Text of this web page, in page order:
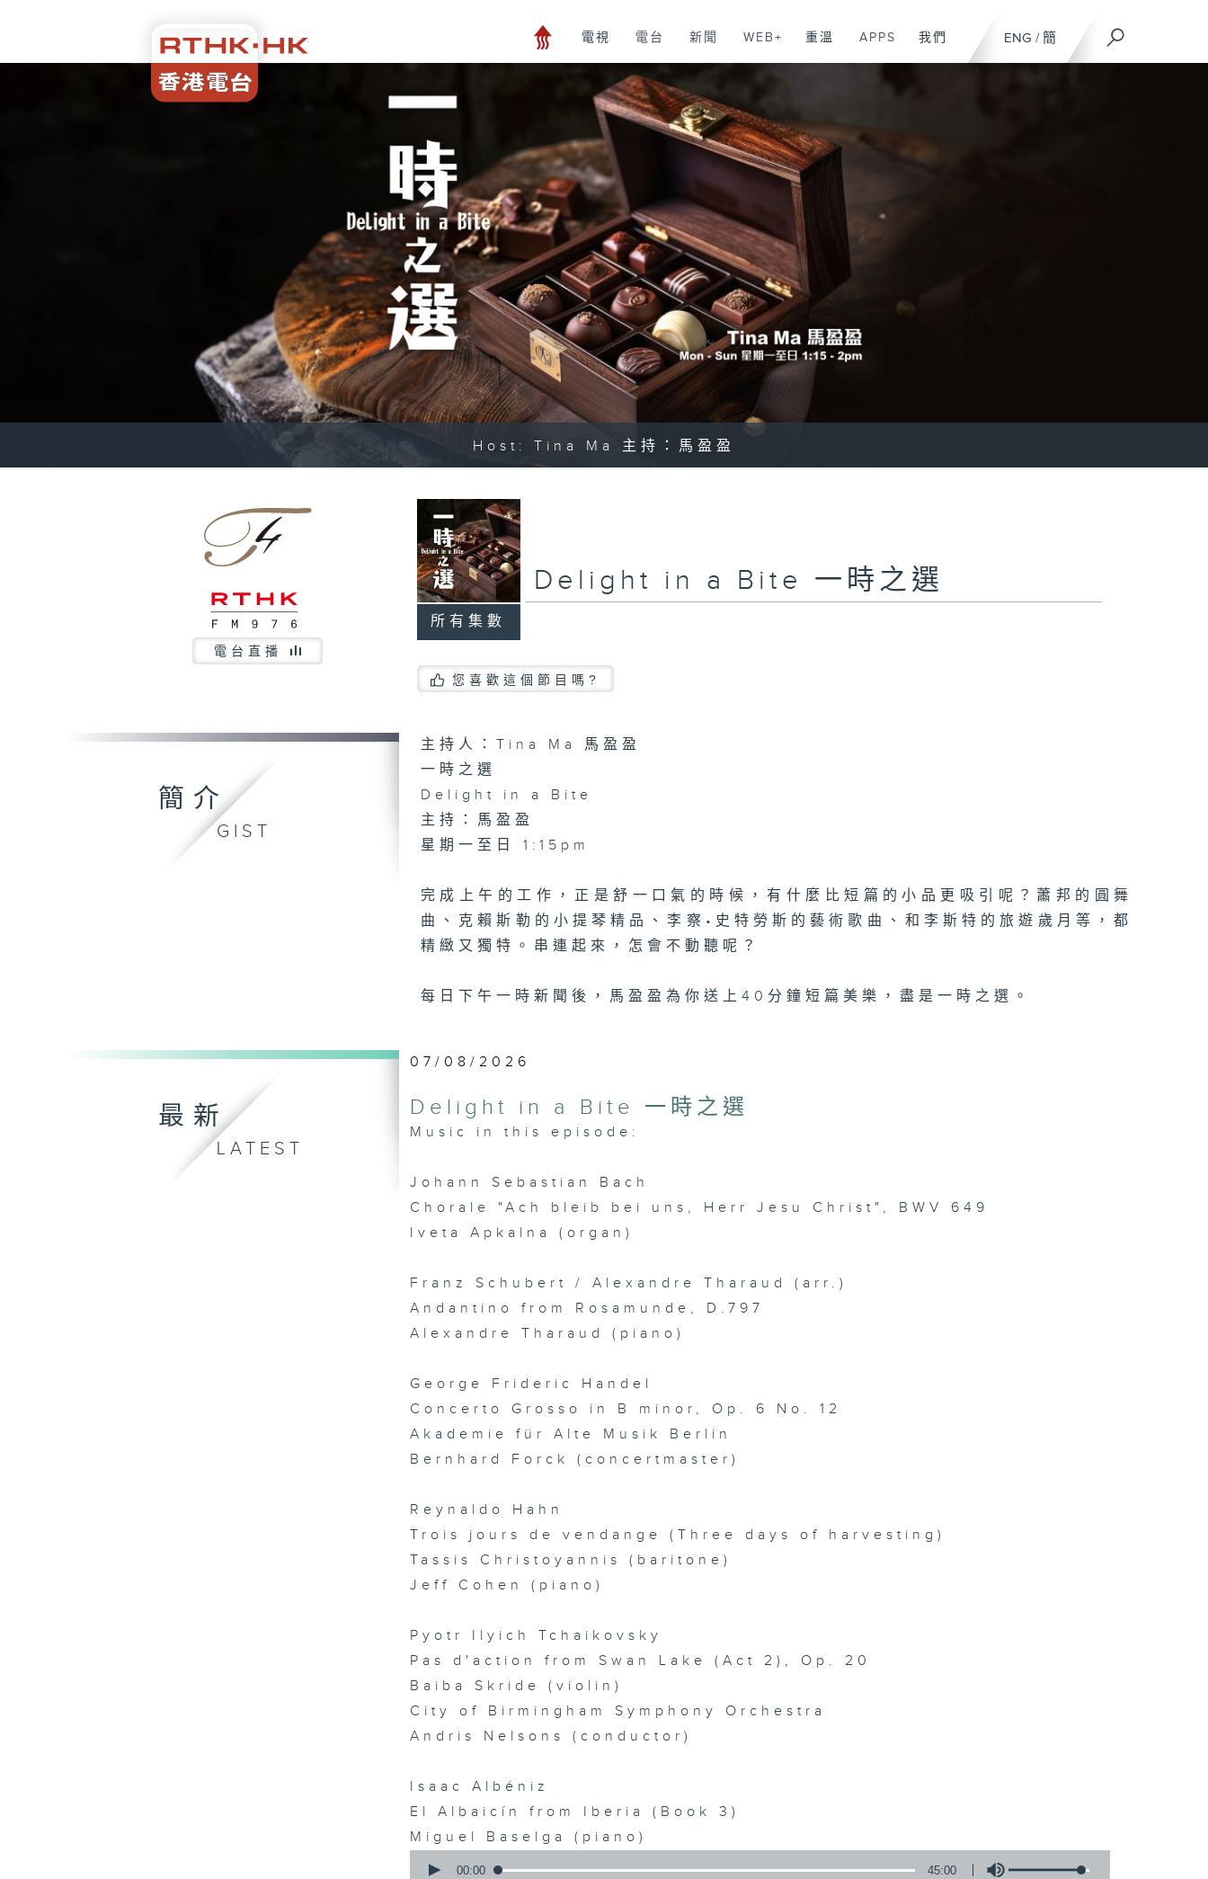
ENG / 簡
電視 電台 新聞 WEB+ 重溫 APPS 我們
Host: Tina Ma 主持：馬盈盈
電台直播
所有集數
Delight in a Bite 一時之選
您喜歡這個節目嗎?
簡介
GIST
主持人：Tina Ma 馬盈盈
一時之選
Delight in a Bite
主持：馬盈盈
星期一至日 1:15pm
完成上午的工作，正是舒一口氣的時候，有什麼比短篇的小品更吸引呢？蕭邦的圓舞
曲、克賴斯勒的小提琴精品、李察•史特勞斯的藝術歌曲、和李斯特的旅遊歲月等，都
精緻又獨特。串連起來，怎會不動聽呢？
每日下午一時新聞後，馬盈盈為你送上40分鐘短篇美樂，盡是一時之選。
最新
LATEST
07/08/2026
Delight in a Bite 一時之選
Music in this episode:
Johann Sebastian Bach
Chorale "Ach bleib bei uns, Herr Jesu Christ", BWV 649
Iveta Apkalna (organ)
Franz Schubert / Alexandre Tharaud (arr.)
Andantino from Rosamunde, D.797
Alexandre Tharaud (piano)
George Frideric Handel
Concerto Grosso in B minor, Op. 6 No. 12
Akademie für Alte Musik Berlin
Bernhard Forck (concertmaster)
Reynaldo Hahn
Trois jours de vendange (Three days of harvesting)
Tassis Christoyannis (baritone)
Jeff Cohen (piano)
Pyotr Ilyich Tchaikovsky
Pas d'action from Swan Lake (Act 2), Op. 20
Baiba Skride (violin)
City of Birmingham Symphony Orchestra
Andris Nelsons (conductor)
Isaac Albéniz
El Albaicín from Iberia (Book 3)
Miguel Baselga (piano)
seconds
00:00 45:00